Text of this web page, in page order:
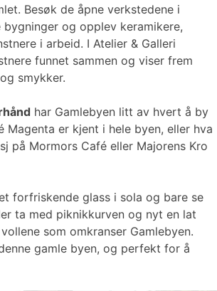
Besøk de åpne verkstedene i
bygninger og opplev keramikere,
i arbeid. I Atelier & Galleri
funnet sammen og viser frem
smykker.
har Gamlebyen litt av hvert å by
Magenta er kjent i hele byen, eller hva
på Mormors Café eller Majorens Kro
forfriskende glass i sola og bare se
ta med piknikkurven og nyt en lat
som omkranser Gamlebyen.
gamle byen, og perfekt for å